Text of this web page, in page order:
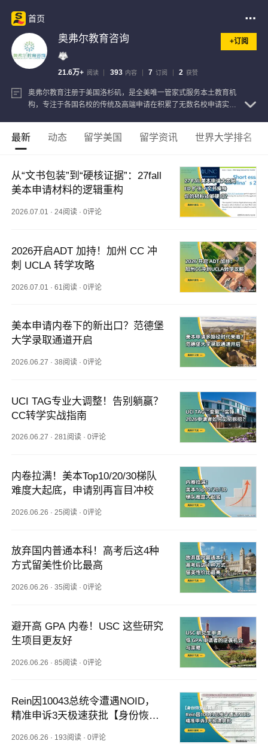
首页
奥弗尔教育咨询 +订阅
21.6万+ 阅读 393 内容 7 订阅 2 获赞
奥弗尔教育注册于美国洛杉矶，是全美唯一管家式服务本土教育机
构，专注于各国名校的传统及高端申请在积累了无数名校申请实战
最新 动态 留学美国 留学资讯 世界大学排名
从“文书包装”到“硬核证据”：27fall
美本申请材料的逻辑重构
2026.07.01 ·24阅读 ·0评论
2026开启ADT 加持！加州 CC 冲
刺 UCLA 转学攻略
2026.07.01 ·61阅读 ·0评论
美本申请内卷下的新出口？范德堡
大学录取通道开启
2026.06.27 ·38阅读 ·0评论
UCI TAG专业大调整！告别躺赢？
CC转学实战指南
2026.06.27 ·281阅读 ·0评论
内卷拉满！美本Top10/20/30梯队
难度大起底，申请别再盲目冲校
2026.06.26 · 25阅读 ·0评论
放弃国内普通本科！高考后这4种
方式留美性价比最高
2026.06.26 ·35阅读 ·0评论
避开高 GPA 内卷！USC 这些研究
生项目更友好
2026.06.26 ·85阅读 ·0评论
Rein因10043总统令遭遇NOID，
精准申诉3天极速获批【身份恢复
2026.06.26 · 193阅读 ·0评论